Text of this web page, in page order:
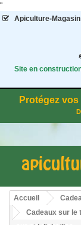
"
Apiculture-Magasin
Site en
Protégez
Accueil
Cadeaux sur le